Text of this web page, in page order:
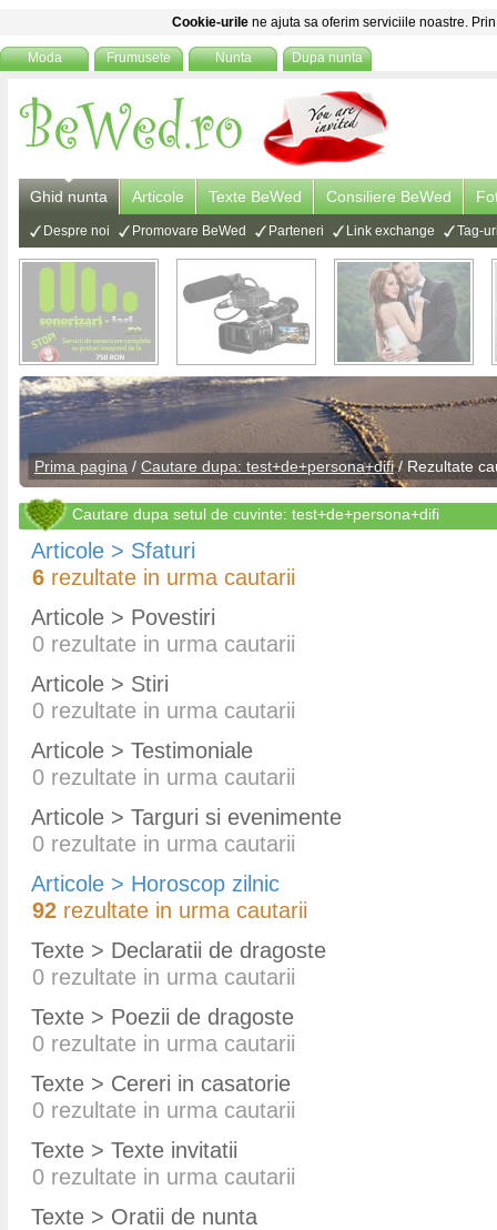
Cookie-urile ne ajuta sa oferim serviciile noastre.
Moda Frumusete Nunta Dupa nunta
Ghid nunta Articole Texte BeWed Consiliere BeWed
Despre noi Promovare BeWed Parteneri Link exchange Tag-
Prima pagina / Cautare dupa: test+de+persona+difi/ Rezultate
Cautare dupa setul de cuvinte: test+de+persona+difi
Articole > Sfaturi
6 rezultate in urma cautarii
Articole > Povestiri
0 rezultate in urma cautarii
Articole > Stiri
0 rezultate in urma cautarii
Articole > Testimoniale
0 rezultate in urma cautarii
Articole > Targuri si evenimente
0 rezultate in urma cautarii
Articole > Horoscop zilnic
92 rezultate in urma cautarii
Texte > Declaratii de dragoste
0 rezultate in urma cautarii
Texte > Poezii de dragoste
0 rezultate in urma cautarii
Texte > Cereri in casatorie
0 rezultate in urma cautarii
Texte > Texte invitatii
0 rezultate in urma cautarii
Texte > Oratii de nunta